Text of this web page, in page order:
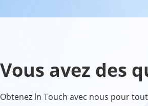
Vous avez des
Obtenez ln Touch avec nous pour